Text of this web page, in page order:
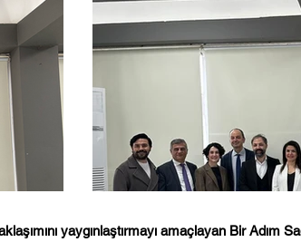
yaygınlaştırmayı amaçlayan Bir Adım